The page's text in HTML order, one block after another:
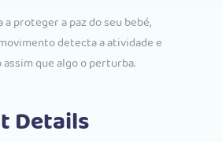
a proteger a paz do seu bebé,
detecta a atividade e
que algo o perturba.
Details